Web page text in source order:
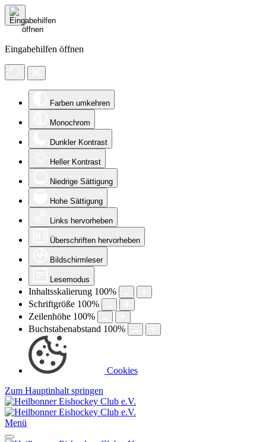
Eingabehilfen öffnen
Farben umkehren
Monochrom
Dunkler Kontrast
Heller Kontrast
Niedrige Sättigung
Hohe Sättigung
Links hervorheben
Überschriften hervorheben
Bildschirmleser
Lesemodus
Inhaltsskalierung 100%
Schriftgröße 100%
Zeilenhöhe 100%
Buchstabenabstand 100%
Cookies
Zum Hauptinhalt springen
Menü